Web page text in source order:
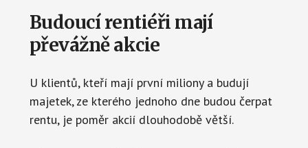
Budoucí rentiéři mají
převážně akcie
U klientů, kteří mají první miliony a budují
majetek, ze kterého jednoho dne budou čerpat
rentu, je poměr akcií dlouhodobě větší.